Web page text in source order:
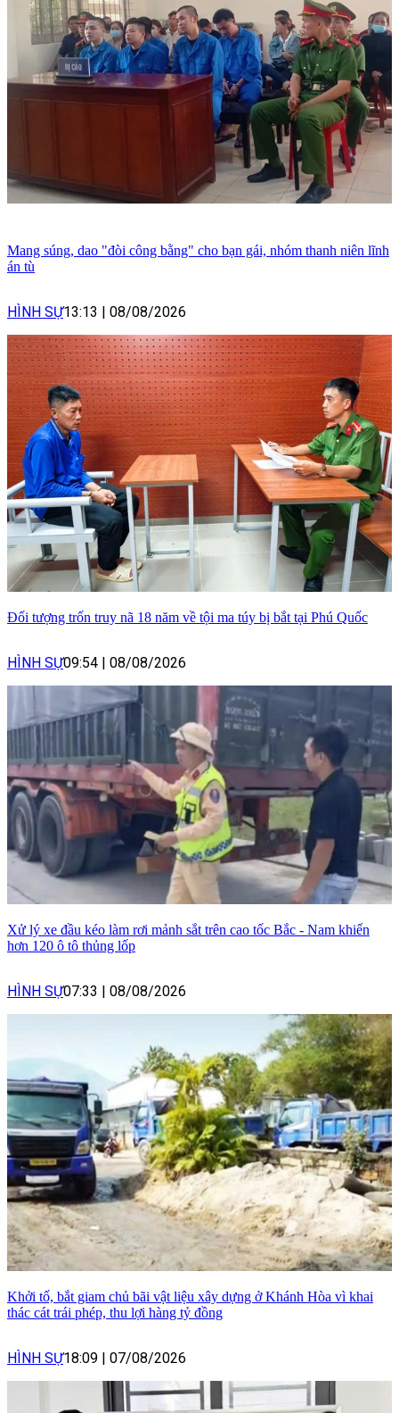
Mang súng, dao "đòi công bằng" cho bạn gái, nhóm thanh niên lĩnh
án tù
HÌNH SỰ13:13 | 08/08/2026
Đối tượng trốn truy nã 18 năm về tội ma túy bị bắt tại Phú Quốc
HÌNH SỰ09:54 | 08/08/2026
Xử lý xe đầu kéo làm rơi mảnh sắt trên cao tốc Bắc - Nam khiến
hơn 120 ô tô thủng lốp
HÌNH SỰ07:33 | 08/08/2026
Khởi tố, bắt giam chủ bãi vật liệu xây dựng ở Khánh Hòa vì khai
thác cát trái phép, thu lợi hàng tỷ đồng
HÌNH SỰ18:09 | 07/08/2026